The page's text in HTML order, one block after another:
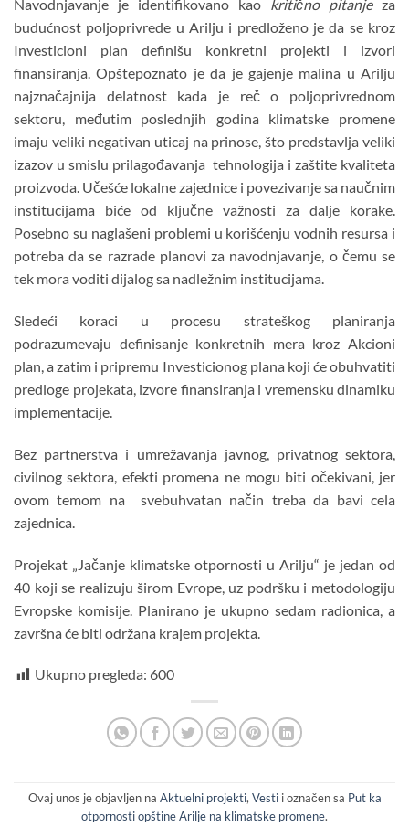
Navodnjavanje je identifikovano kao kritično pitanjeza
budućnost poljoprivrede u Arilju i predloženo je da se kroz
Investicioni plan definišu konkretni projekti i izvori
finansiranja. Opštepoznato je da je gajenje malina u Arilju
najznačajnija delatnost kada je reč o poljoprivrednom
sektoru, međutim poslednjih godina klimatske promene
imaju veliki negativan uticaj na prinose, što predstavlja veliki
izazov u smislu prilagođavanja tehnologija i zaštite kvaliteta
proizvoda. Učešće lokalne zajednice i povezivanje sa naučnim
institucijama biće od ključne važnosti za dalje korake.
Posebno su naglašeni problemi u korišćenju vodnih resursa i
potreba da se razrade planovi za navodnjavanje, o čemu se
tek mora voditi dijalog sa nadležnim institucijama.
Sledeći koraci u procesu strateškog planiranja
podrazumevaju definisanje konkretnih mera kroz Akcioni
plan, a zatim i pripremu Investicionog plana koji će obuhvatiti
predloge projekata, izvore finansiranja i vremensku dinamiku
implementacije.
Bez partnerstva i umrežavanja javnog, privatnog sektora,
civilnog sektora, efekti promena ne mogu biti očekivani, jer
ovom temom na svebuhvatan način treba da bavi cela
zajednica.
Projekat „Jačanje klimatske otpornosti u Arilju“ je jedan od
40 koji se realizuju širom Evrope, uz podršku i metodologiju
Evropske komisije. Planirano je ukupno sedam radionica, a
završna će biti održana krajem projekta.
Ukupno pregleda: 600
Ovaj unos je objavljen na Aktuelni projekti, Vestii označen sa Put ka
otpornosti opštine Arilje na klimatske promene.